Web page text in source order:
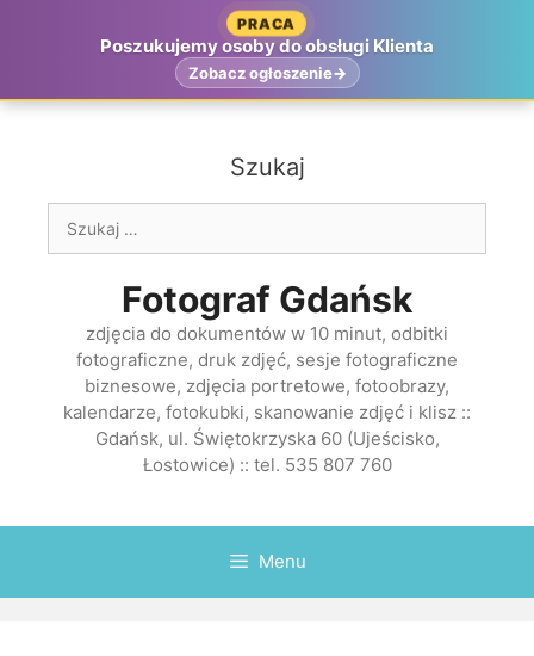
PRACA
Poszukujemy osoby do obsługi Klienta
Zobacz ogłoszenie
Szukaj
Fotograf Gdańsk
zdjęcia do dokumentów w 10 minut, odbitki
fotograficzne, druk zdjęć, sesje fotograficzne
biznesowe, zdjęcia portretowe, fotoobrazy,
kalendarze, fotokubki, skanowanie zdjęć i klisz ::
Gdańsk, ul. Świętokrzyska 60 (Ujeścisko,
Łostowice) :: tel. 535 807 760
Menu